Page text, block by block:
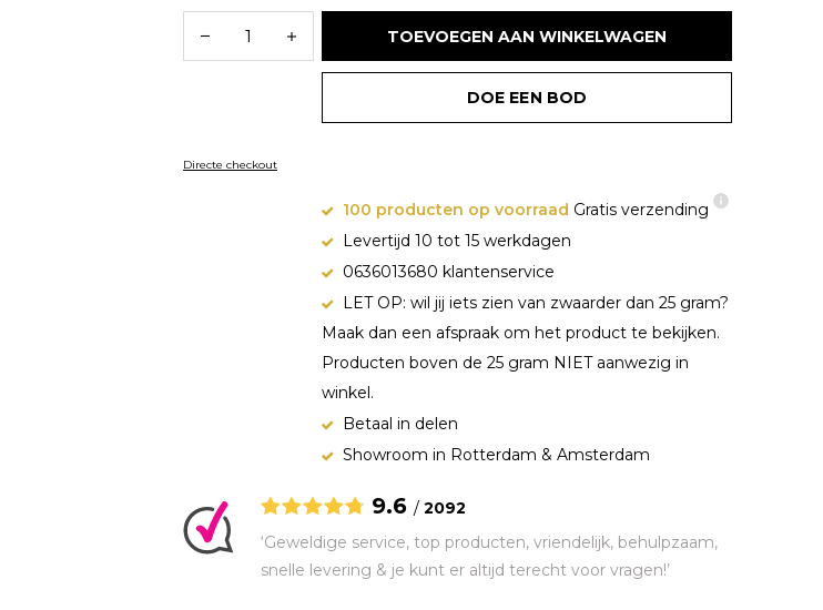
TOEVOEGEN AAN WINKELWAGEN
DOE EEN BOD
Directe checkout
100 producten op voorraad Gratis verzending
Levertijd 10 tot 15 werkdagen
0636013680 klantenservice
LET OP: wil jij iets zien van zwaarder dan 25 gram?
Maak dan een afspraak om het product te bekijken.
Producten boven de 25 gram NIET aanwezig in
winkel.
Betaal in delen
Showroom in Rotterdam & Amsterdam
9.6 / 2092
‘Geweldige service, top producten, vriendelijk, behulpzaam,
snelle levering & je kunt er altijd terecht voor vragen!’